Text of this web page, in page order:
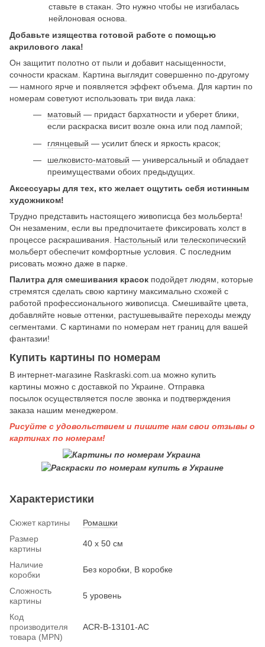
ставьте в стакан. Это нужно чтобы не изгибалась
нейлоновая основа.
Добавьте изящества готовой работе с помощью
акрилового лака!
Он защитит полотно от пыли и добавит насыщенности,
сочности краскам. Картина выглядит совершенно по-другому
— намного ярче и появляется эффект объема. Для картин по
номерам советуют использовать три вида лака:
матовый — придаст бархатности и уберет блики,
если раскраска висит возле окна или под лампой;
глянцевый — усилит блеск и яркость красок;
шелковисто-матовый — универсальный и обладает
преимуществами обоих предыдущих.
Аксессуары для тех, кто желает ощутить себя истинным
художником!
Трудно представить настоящего живописца без мольберта!
Он незаменим, если вы предпочитаете фиксировать холст в
процессе раскрашивания. Настольный или телескопический
мольберт обеспечит комфортные условия. С последним
рисовать можно даже в парке.
Палитра для смешивания красок подойдет людям, которые
стремятся сделать свою картину максимально схожей с
работой профессионального живописца. Смешивайте цвета,
добавляйте новые оттенки, растушевывайте переходы между
сегментами. С картинами по номерам нет границ для вашей
фантазии!
Купить картины по номерам
В интернет-магазине Raskraski.com.ua можно купить
картины можно с доставкой по Украине. Отправка
посылок осуществляется после звонка и подтверждения
заказа нашим менеджером.
Рисуйте с удовольствием и пишите нам свои отзывы о
картинах по номерам!
Характеристики
Сюжет картины
Ромашки
Размер
картины
40 х 50 см
Наличие
коробки
Без коробки, В коробке
Сложность
картины
5 уровень
Код
производителя
товара (MPN)
ACR-B-13101-AC